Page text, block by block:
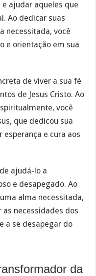
ajudar aqueles que
Ao dedicar suas
necessitada, você
e orientação em sua
de viver a sua fé
de Jesus Cristo. Ao
você
que dedicou sua
esperança e cura aos
ajudá-lo a
e desapegado. Ao
alma necessitada,
as necessidades dos
a se desapegar do
da